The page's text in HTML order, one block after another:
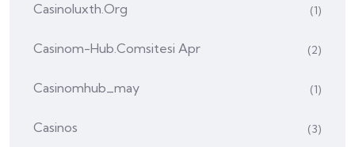
Casinoluxth.org (1)
Casinom-Hub.comsitesi Apr (2)
Casinomhub_may (1)
Casinos (3)